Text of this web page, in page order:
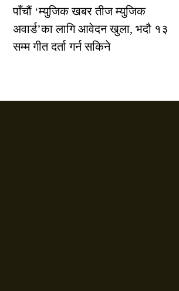
पाँचौं ‘म्युजिक खबर तीज म्युजिक
अवार्ड’का लागि आवेदन खुला, भदौ १३
सम्म गीत दर्ता गर्न सकिने